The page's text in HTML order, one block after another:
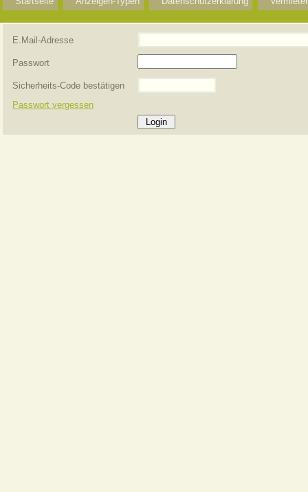
E.Mail-Adresse
Passwort
Sicherheits-Code bestätigen
Passwort vergessen